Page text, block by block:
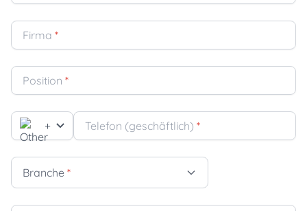
Firma *
Position *
+ Telefon (geschäftlich) *
Branche *